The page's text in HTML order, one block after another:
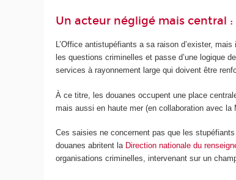
Un acteur négligé mais central :
L’Office antistupéfiants a sa raison d’exister,
les questions criminelles et passe d’une logique
services à rayonnement large qui doivent être
À ce titre, les douanes occupent une place
mais aussi en haute mer (en collaboration avec la
Ces saisies ne concernent pas que les
douanes abritent la Direction nationale du
organisations criminelles, intervenant sur un